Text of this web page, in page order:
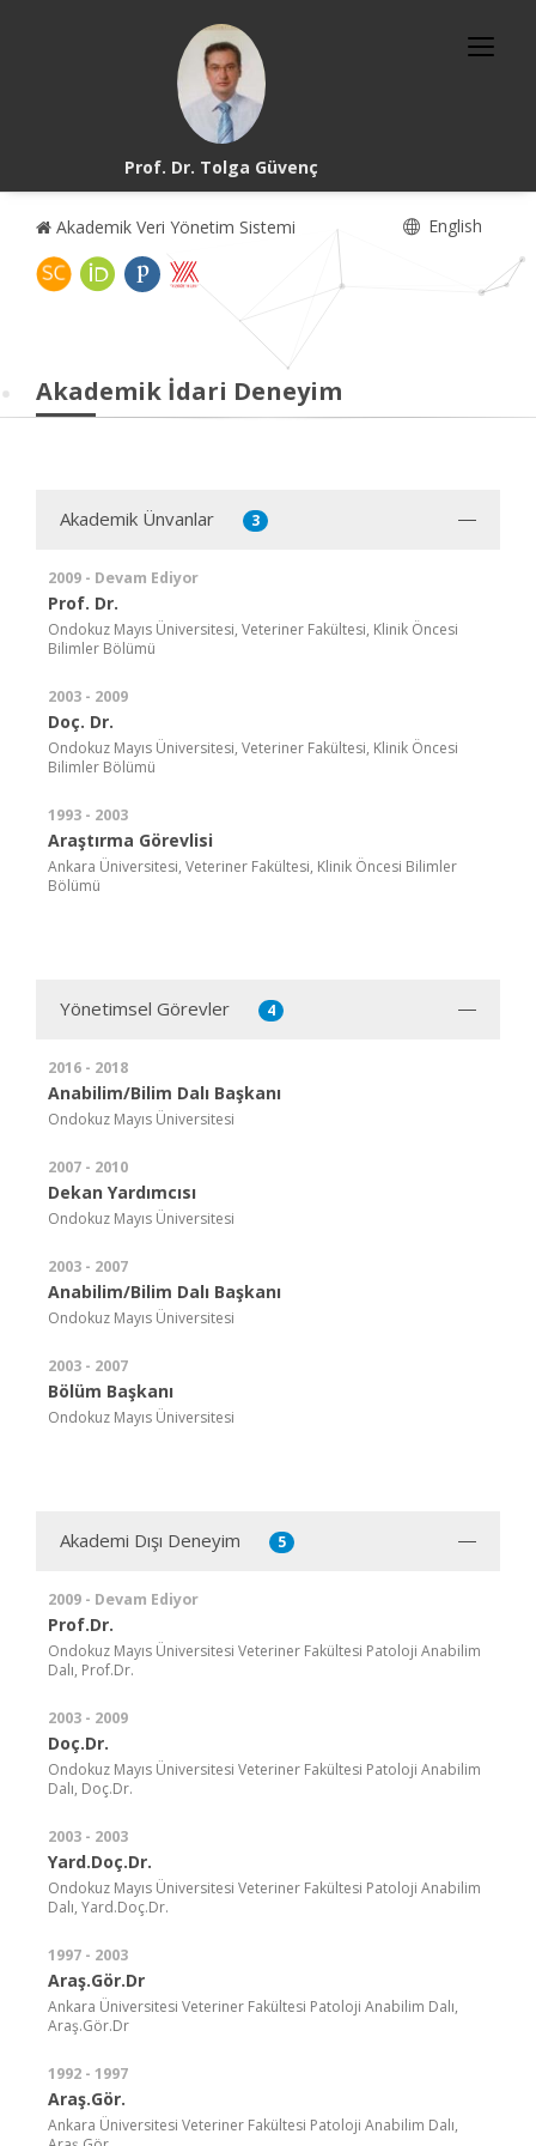
Prof. Dr. Tolga Güvenç
Akademik Veri Yönetim Sistemi English
Akademik İdari Deneyim
Akademik Ünvanlar 3
2009 - Devam Ediyor
Prof. Dr.
Ondokuz Mayıs Üniversitesi, Veteriner Fakültesi, Klinik Öncesi
Bilimler Bölümü
2003 - 2009
Doç. Dr.
Ondokuz Mayıs Üniversitesi, Veteriner Fakültesi, Klinik Öncesi
Bilimler Bölümü
1993 - 2003
Araştırma Görevlisi
Ankara Üniversitesi, Veteriner Fakültesi, Klinik Öncesi Bilimler
Bölümü
Yönetimsel Görevler 4
2016 - 2018
Anabilim/Bilim Dalı Başkanı
Ondokuz Mayıs Üniversitesi
2007 - 2010
Dekan Yardımcısı
Ondokuz Mayıs Üniversitesi
2003 - 2007
Anabilim/Bilim Dalı Başkanı
Ondokuz Mayıs Üniversitesi
2003 - 2007
Bölüm Başkanı
Ondokuz Mayıs Üniversitesi
Akademi Dışı Deneyim 5
2009 - Devam Ediyor
Prof.Dr.
Ondokuz Mayıs Üniversitesi Veteriner Fakültesi Patoloji Anabilim
Dalı, Prof.Dr.
2003 - 2009
Doç.Dr.
Ondokuz Mayıs Üniversitesi Veteriner Fakültesi Patoloji Anabilim
Dalı, Doç.Dr.
2003 - 2003
Yard.Doç.Dr.
Ondokuz Mayıs Üniversitesi Veteriner Fakültesi Patoloji Anabilim
Dalı, Yard.Doç.Dr.
1997 - 2003
Araş.Gör.Dr
Ankara Üniversitesi Veteriner Fakültesi Patoloji Anabilim Dalı,
Araş.Gör.Dr
1992 - 1997
Araş.Gör.
Ankara Üniversitesi Veteriner Fakültesi Patoloji Anabilim Dalı,